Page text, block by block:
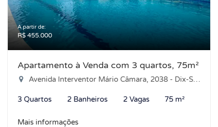
A partir de:
R$ 455.000
Apartamento à Venda com 3 quartos, 75m²
Avenida Interventor Mário Câmara, 2038 - Dix-Sept Rosado, Natal-RN
3 Quartos 2 Banheiros 2 Vagas 75 m²
Mais informações